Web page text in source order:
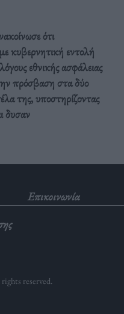
ότι
κυβερνητική εντολή
εθνικής ασφάλειας
πρόσβαση στα δύο
της, υποστηρίζοντας
δυσαν
Επικοινωνία
reserved.